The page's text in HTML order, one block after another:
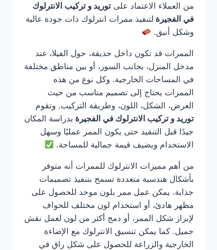
من العملاء الاعتماد على توريد و تركيب الانترلوك
في الفجيرة لتنفيذ ممرات انترلوك ذات جودة عالية
وشكل أنيق.
الممرات قد تكون داخل حديقة، حول الفيلا، عند
مدخل المنزل، بجانب السور، أو بين مناطق مختلفة
في المساحات الخارجية. وكل نوع من هذه
الممرات يحتاج إلى تصميم مناسب من حيث
العرض، الشكل، اللون، وطريقة التركيب. وتقوم
توريد و تركيب الانترلوك في الفجيرة بدراسة المكان
جيدًا قبل التنفيذ حتى يكون الممر عمليًا وسهل
الاستخدام ويضيف قيمة جمالية للمساحة.
من أهم مميزات الانترلوك للممرات أنه متوفر
بأشكال هندسية متعددة تسمح بتنفيذ تصميمات
جذابة. يمكن عمل ممر بلون موحد للحصول على
مظهر هادئ، أو استخدام لون مختلف للحواف
لإبراز شكل الممر، أو دمج أكثر من لون لعمل نقش
جميل. كما يمكن تنسيق الانترلوك مع الإضاءة
الخارجية والزراعة للحصول على شكل راقٍ في